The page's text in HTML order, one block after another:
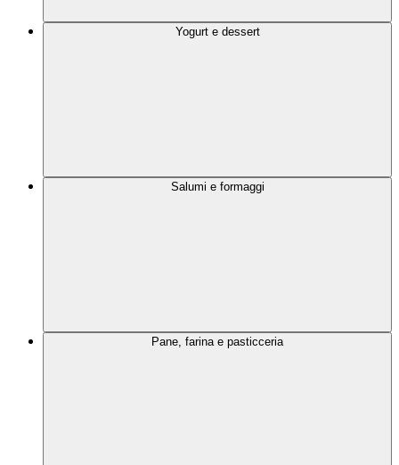
Yogurt e dessert
Salumi e formaggi
Pane, farina e pasticceria